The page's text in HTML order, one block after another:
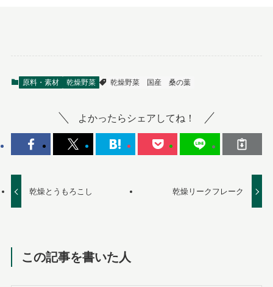
原料・素材 乾燥野菜 乾燥野菜 国産 桑の葉
よかったらシェアしてね！
乾燥とうもろこし 乾燥リークフレーク
この記事を書いた人